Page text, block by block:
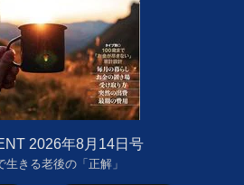
2026年8月14日号
生きる老後の「正解」